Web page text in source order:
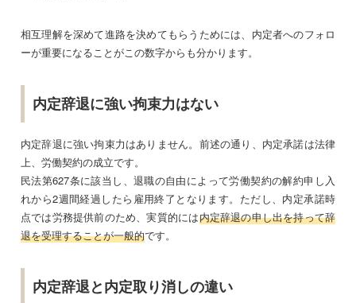
相互理解を深めて進路を決めてもらうためには、内定者へのフォロ
ーが重要になることがこの数字からも分かります。
内定辞退に強い拘束力はない
内定辞退に強い拘束力はありません。前述の通り、内定承諾は法律
上、労働契約の成立です。
民法第627条に該当し、退職の自由によって労働契約の解約申し入
れから2週間経過したら雇用終了となります。ただし、内定承諾時
点では労務提供前のため、実質的には内定辞退の申し出を持って辞
退を受理することが一般的です。
内定辞退と内定取り消しの違い